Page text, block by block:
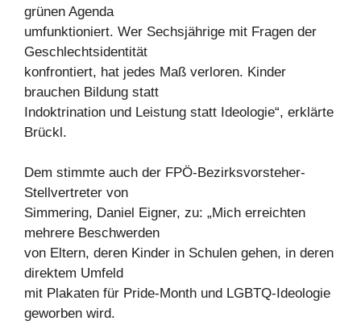
grünen Agenda
umfunktioniert. Wer Sechsjährige mit Fragen der
Geschlechtsidentität
konfrontiert, hat jedes Maß verloren. Kinder
brauchen Bildung statt
Indoktrination und Leistung statt Ideologie“, erklärte
Brückl.
Dem stimmte auch der FPÖ-Bezirksvorsteher-
Stellvertreter von
Simmering, Daniel Eigner, zu: „Mich erreichten
mehrere Beschwerden
von Eltern, deren Kinder in Schulen gehen, in deren
direktem Umfeld
mit Plakaten für Pride-Month und LGBTQ-Ideologie
geworben wird.